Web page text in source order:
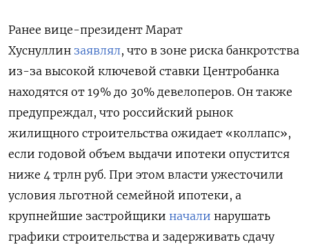
Ранее вице-президент Марат
Хуснуллин заявлял, что в зоне риска банкротства
из-за высокой ключевой ставки Центробанка
находятся от 19% до 30% девелоперов. Он также
предупреждал, что российский рынок
жилищного строительства ожидает «коллапс»,
если годовой объем выдачи ипотеки опустится
ниже 4 трлн руб. При этом власти ужесточили
условия льготной семейной ипотеки, а
крупнейшие застройщики начали нарушать
графики строительства и задерживать сдачу